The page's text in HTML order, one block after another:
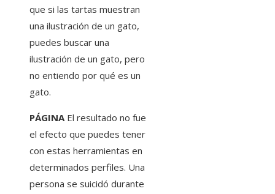
que si las tartas muestran
una ilustración de un gato,
puedes buscar una
ilustración de un gato, pero
no entiendo por qué es un
gato.
PÁGINAEl resultado no fue
el efecto que puedes tener
con estas herramientas en
determinados perfiles. Una
persona se suicidó durante